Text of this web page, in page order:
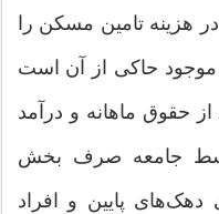
هزینه تامین مسکن را
حاکی از آن است
۴۰تا۵۷‌درصد از حقوق ماهانه و درآمد
جامعه صرف بخش
پایین و افراد